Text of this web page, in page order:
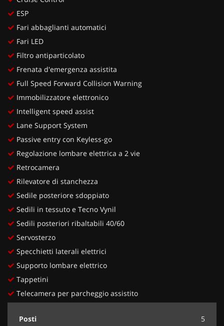
ESP
Fari abbaglianti automatici
Fari LED
Filtro antiparticolato
Frenata d'emergenza assistita
Full Speed Forward Collision Warning
Immobilizzatore elettronico
Intelligent speed assist
Lane Support System
Passive entry con Keyless-go
Regolazione lombare elettrica a 2 vie
Retrocamera
Rilevatore di stanchezza
Sedile posteriore sdoppiato
Sedili in tessuto e Tecno Vynil
Sedili posteriori ribaltabili 40/60
Servosterzo
Specchietti laterali elettrici
Supporto lombare elettrico
Tappetini
Telecamera per parcheggio assistito
Posti
5